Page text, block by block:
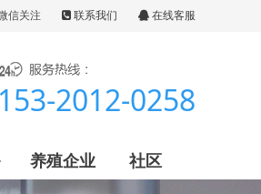
信关注 联系我们 在线客服
153-2012-0258
养殖企业 社区